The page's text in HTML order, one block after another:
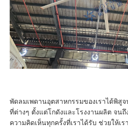
พัดลมเพดานอุตสาหกรรมของเราได้พิสู
ที่ต่างๆ ตั้งแต่โกดังและโรงงานผลิต จน
ความคิดเห็นทุกครั้งที่เราได้รับ ช่วยให้เร